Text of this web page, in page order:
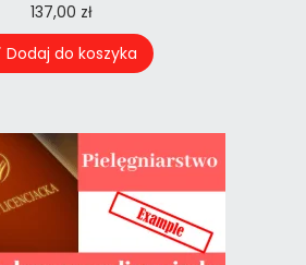
137,00 zł
Dodaj do koszyka